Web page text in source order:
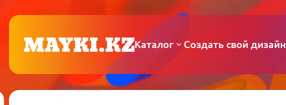
Каталог Создать свой дизайн